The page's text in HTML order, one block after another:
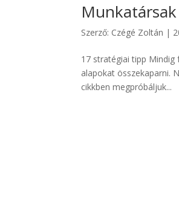
Szerző: Czégé Zoltán |
17 stratégiai tipp Mindig
alapokat összekaparni.
cikkben megpróbáljuk...